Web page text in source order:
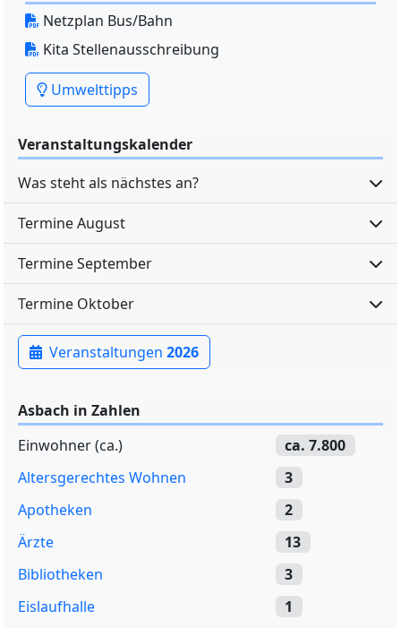
Netzplan Bus/Bahn
Kita Stellenausschreibung
Umwelttipps
Veranstaltungskalender
Was steht als nächstes an?
Termine August
Termine September
Termine Oktober
Veranstaltungen 2026
Asbach in Zahlen
Einwohner (ca.)
ca. 7.800
Altersgerechtes Wohnen
3
Apotheken
2
Ärzte
13
Bibliotheken
3
Eislaufhalle
1